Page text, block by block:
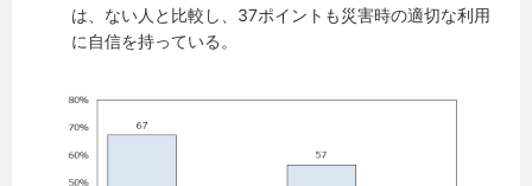
は、ない人と比較し、37ポイントも災害時の適切な利用
に自信を持っている。